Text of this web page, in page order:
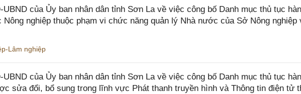
của Ủy ban nhân dân tỉnh Sơn La về việc công bố Danh mục thủ tục
Nông nghiệp thuộc phạm vi chức năng quản lý Nhà nước của Sở Nông nghiệp
Lâm nghiệp
của Ủy ban nhân dân tỉnh Sơn La về việc công bố Danh mục thủ tục
sửa đổi, bổ sung trong lĩnh vực Phát thanh truyền hình và Thông tin điện tử